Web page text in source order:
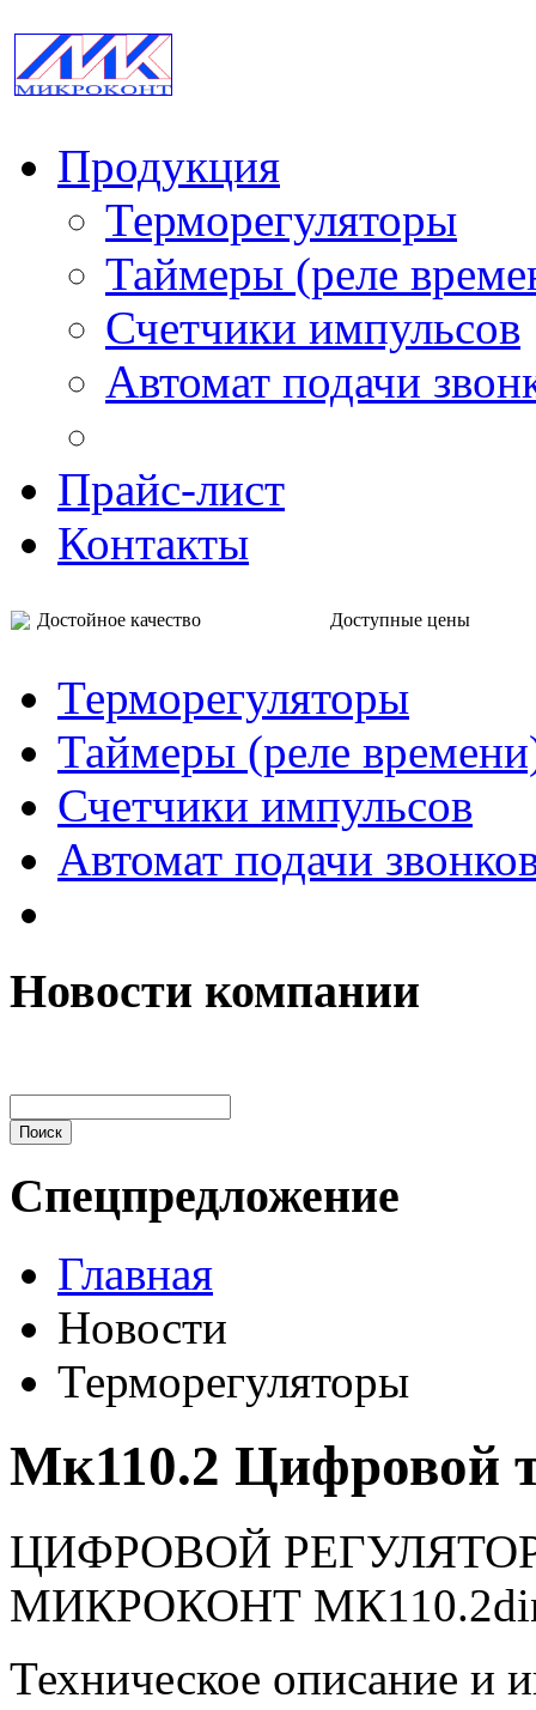
Продукция
Терморегуляторы
Таймеры (реле
Счетчики импульсов
Автомат подачи
Прайс-лист
Контакты
Достойное качество Доступные цены
Терморегуляторы
Таймеры (реле
Счетчики импульсов
Автомат подачи
Новости компании
Спецпредложение
Главная
Новости
Терморегуляторы
Мк110.2 Цифровой
ЦИФРОВОЙ
МИКРОКОНТ
Техническое описание и